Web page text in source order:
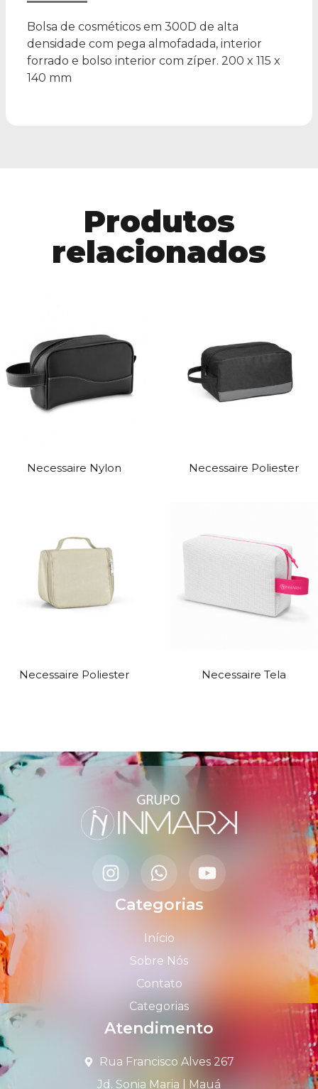
Bolsa de cosméticos em 300D de alta
densidade com pega almofadada, interior
forrado e bolso interior com zíper. 200 x 115 x
140 mm
Produtos
relacionados
Necessaire Nylon Necessaire Poliester
Necessaire Poliester Necessaire Tela
Categorias
Início
Sobre Nós
Contato
Categorias
Atendimento
Rua Francisco Alves 267
Jd. Sonia Maria | Mauá